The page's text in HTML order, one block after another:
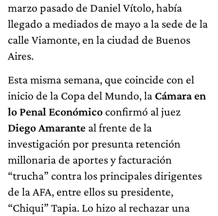
marzo pasado de Daniel Vítolo, había
llegado a mediados de mayo a la sede de la
calle Viamonte, en la ciudad de Buenos
Aires.
Esta misma semana, que coincide con el
inicio de la Copa del Mundo, la Cámara en
lo Penal Económico confirmó al juez
Diego Amarante al frente de la
investigación por presunta retención
millonaria de aportes y facturación
“trucha” contra los principales dirigentes
de la AFA, entre ellos su presidente,
“Chiqui” Tapia. Lo hizo al rechazar una